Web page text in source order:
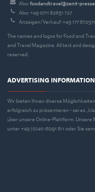
Abo:foodandtravel@zenit-
Abo: +49 0711 82651 727
Anzeigen/Verkauf: +49 177
The names and logos for Food and
and Travel Magazine. All text and
reserved.
ADVERTISING INFORMATION
Wir bieten Ihnen diverse
erfolgreich zu präsentieren - sei es
über unsere Online-Plattform. Unsere
unter +49 (0)40 18291 811 oder Sie